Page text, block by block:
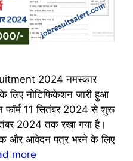
2024 नमस्कार
के लिए नोटिफिकेशन जारी हुआ
फॉर्म 11 सितंबर 2024 से शुरू
2024 तक रखा गया है।
और आवेदन पत्र भरने के लिए
more